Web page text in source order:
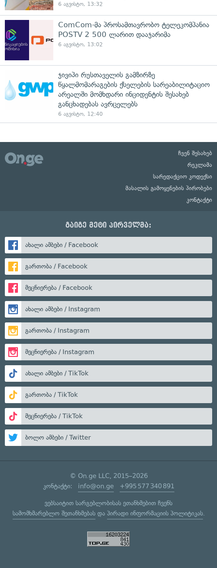
6 აგვისტო, 13:32
ComCom-მა პროსამთავრობო ტელეკომპანია
POSTV 2 500 ლარით დააჯარიმა
6 აგვისტო, 13:02
ჯივიპი რუსთაველის გამზირზე
წყალმომარაგების ქსელების სარეაბილიტაციო
არეალში მომხდარი ინციდენტის შესახებ
განცხადებას ავრცელებს
6 აგვისტო, 12:40
ჩვენ შესახებ
რეკლამა
სარედაქციო კოდექსი
მასალის გამოყენების პირობები
კონტაქტი
გაიგე მეტი პირველმა:
ახალი ამბები / Facebook
გართობა / Facebook
მეცნიერება / Facebook
ახალი ამბები / Instagram
გართობა / Instagram
მეცნიერება / Instagram
ახალი ამბები / TikTok
გართობა / TikTok
მეცნიერება / TikTok
ბოლო ამბები / Twitter
© On.ge LLC, 2015–2026
კონტაქტი: info@on.ge +995 577 340 891
ვებსაიტით სარგებლობისას ეთანხმებით ჩვენს
სამომხმარებლო შეთანხმებასდა პირადი ინფორმაციის პოლიტიკას.